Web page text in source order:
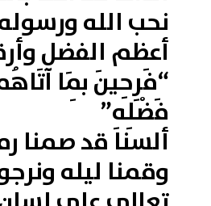
نحب الله
أعظم الفضل
“فَرِحِينَ بِمَا
فَضْلِهِ”
ألسنا قد صمنا
وقمنا ليله